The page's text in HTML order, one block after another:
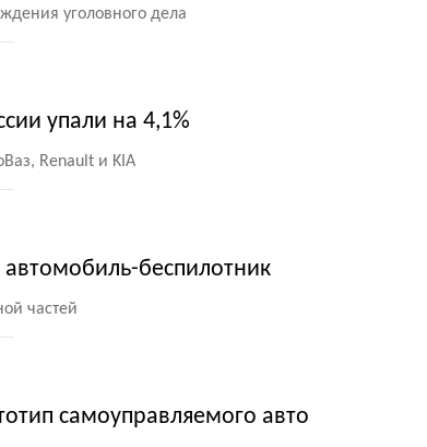
уголовного дела
упали на 4,1%
Renault и KIA
беспилотник
частей
самоуправляемого авто